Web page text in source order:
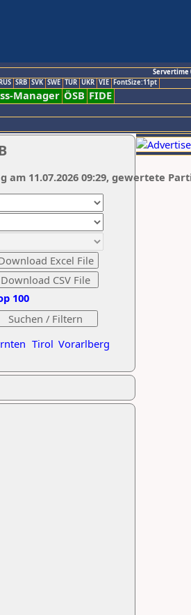
Servertime
SRB SVK SWE TUR UKR VIE FontSize:11pt
Manager ÖSB FIDE
Tirol Vorarlberg
100
am 11.07.2026 09:29, gewertete